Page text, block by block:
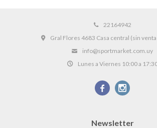
22164942
Gral Flores 4683 Casa central (sin
info@sportmarket.com.uy
Lunes a Viernes 10:00 a
 
Newsletter